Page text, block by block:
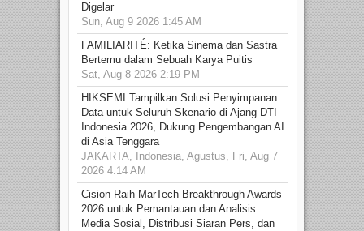
Digelar
Sun, Aug 9 2026 1:45 AM
FAMILIARITÉ: Ketika Sinema dan Sastra
Bertemu dalam Sebuah Karya Puitis
Sat, Aug 8 2026 2:19 PM
HIKSEMI Tampilkan Solusi Penyimpanan
Data untuk Seluruh Skenario di Ajang DTI
Indonesia 2026, Dukung Pengembangan AI
di Asia Tenggara
JAKARTA, Indonesia, Agustus, Fri, Aug 7
2026 4:14 AM
Cision Raih MarTech Breakthrough Awards
2026 untuk Pemantauan dan Analisis
Media Sosial, Distribusi Siaran Pers, dan